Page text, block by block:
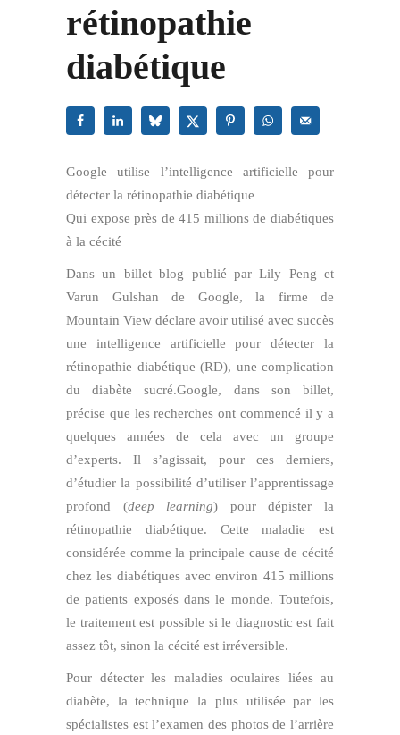
rétinopathie
diabétique
Google utilise l’intelligence artificielle pour
détecter la rétinopathie diabétique
Qui expose près de 415 millions de diabétiques
à la cécité
Dans un billet blog publié par Lily Peng et
Varun Gulshan de Google, la firme de
Mountain View déclare avoir utilisé avec succès
une intelligence artificielle pour détecter la
rétinopathie diabétique (RD), une complication
du diabète sucré.Google, dans son billet,
précise que les recherches ont commencé il y a
quelques années de cela avec un groupe
d’experts. Il s’agissait, pour ces derniers,
d’étudier la possibilité d’utiliser l’apprentissage
profond (deep learning) pour dépister la
rétinopathie diabétique. Cette maladie est
considérée comme la principale cause de cécité
chez les diabétiques avec environ 415 millions
de patients exposés dans le monde. Toutefois,
le traitement est possible si le diagnostic est fait
assez tôt, sinon la cécité est irréversible.
Pour détecter les maladies oculaires liées au
diabète, la technique la plus utilisée par les
spécialistes est l’examen des photos de l’arrière